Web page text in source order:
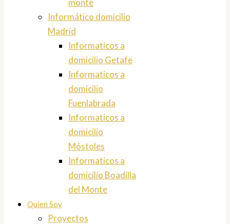
monte
Informático domicilio
Madrid
Informaticos a
domicilio Getafe
Informaticos a
domicilio
Fuenlabrada
Informaticos a
domicilio
Móstoles
Informaticos a
domicilio Boadilla
del Monte
Quien Soy
Proyectos